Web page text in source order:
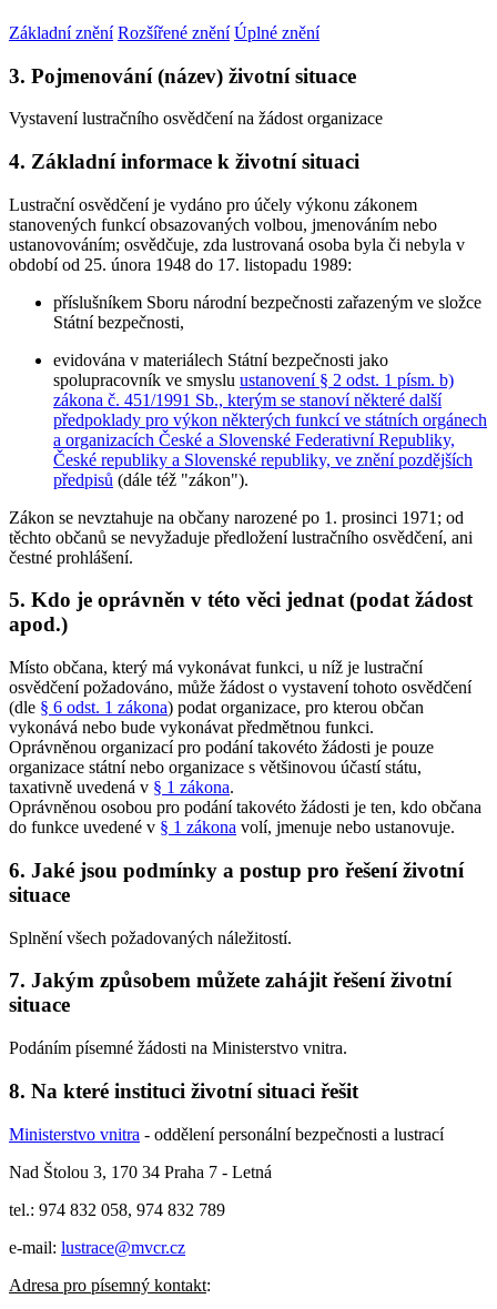
Základní znění Rozšířené znění Úplné znění
3. Pojmenování (název) životní situace
Vystavení lustračního osvědčení na žádost organizace
4. Základní informace k životní situaci
Lustrační osvědčení je vydáno pro účely výkonu zákonem
stanovených funkcí obsazovaných volbou, jmenováním nebo
ustanovováním; osvědčuje, zda lustrovaná osoba byla či nebyla v
období od 25. února 1948 do 17. listopadu 1989:
příslušníkem Sboru národní bezpečnosti zařazeným ve složce
Státní bezpečnosti,
evidována v materiálech Státní bezpečnosti jako
spolupracovník ve smyslu ustanovení § 2 odst. 1 písm. b)
zákona č. 451/1991 Sb., kterým se stanoví některé další
předpoklady pro výkon některých funkcí ve státních orgánech
a organizacích České a Slovenské Federativní Republiky,
České republiky a Slovenské republiky, ve znění pozdějších
předpisů (dále též "zákon").
Zákon se nevztahuje na občany narozené po 1. prosinci 1971; od
těchto občanů se nevyžaduje předložení lustračního osvědčení, ani
čestné prohlášení.
5. Kdo je oprávněn v této věci jednat (podat žádost
apod.)
Místo občana, který má vykonávat funkci, u níž je lustrační
osvědčení požadováno, může žádost o vystavení tohoto osvědčení
(dle § 6 odst. 1 zákona) podat organizace, pro kterou občan
vykonává nebo bude vykonávat předmětnou funkci.
Oprávněnou organizací pro podání takovéto žádosti je pouze
organizace státní nebo organizace s většinovou účastí státu,
taxativně uvedená v § 1 zákona.
Oprávněnou osobou pro podání takovéto žádosti je ten, kdo občana
do funkce uvedené v § 1 zákona volí, jmenuje nebo ustanovuje.
6. Jaké jsou podmínky a postup pro řešení životní
situace
Splnění všech požadovaných náležitostí.
7. Jakým způsobem můžete zahájit řešení životní
situace
Podáním písemné žádosti na Ministerstvo vnitra.
8. Na které instituci životní situaci řešit
Ministerstvo vnitra - oddělení personální bezpečnosti a lustrací
Nad Štolou 3, 170 34 Praha 7 - Letná
tel.: 974 832 058, 974 832 789
e-mail: lustrace@mvcr.cz
Adresa pro písemný kontakt: